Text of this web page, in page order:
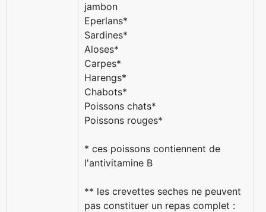
jambon
Eperlans*
Sardines*
Aloses*
Carpes*
Harengs*
Chabots*
Poissons chats*
Poissons rouges*
* ces poissons contiennent de
l'antivitamine B
** les crevettes seches ne peuvent
pas constituer un repas complet :